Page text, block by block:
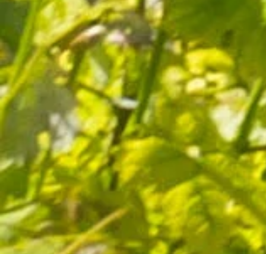
< Domaine de la Bégude
Château de la Gaude >
Emballage discret
etsécurisé
Livraison en 5j
dès expédition